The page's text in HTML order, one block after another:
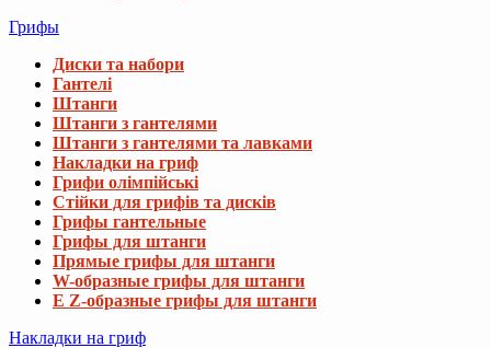
Грифы
Диски та набори
Гантелі
Штанги
Штанги з гантелями
Штанги з гантелями та лавками
Накладки на гриф
Грифи олімпійські
Стійки для грифів та дисків
Грифы гантельные
Грифы для штанги
Прямые грифы для штанги
W-образные грифы для штанги
E Z-образные грифы для штанги
Накладки на гриф